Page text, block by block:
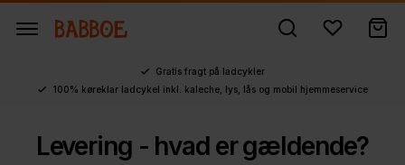
Gratis fragt på ladcykler
100% køreklar ladcykel inkl. kaleche, lys, lås og mobil hjemmeservice
Levering - hvad er gældende?